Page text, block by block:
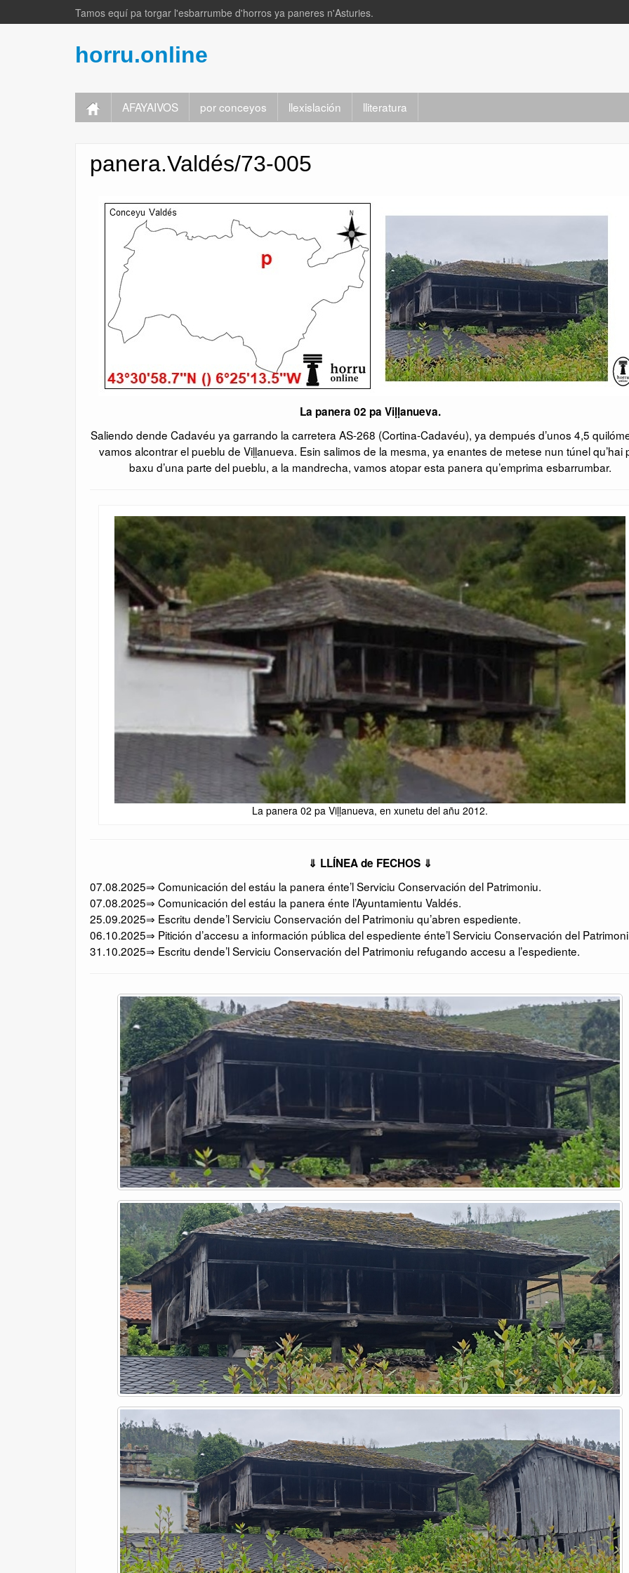
Tamos equí pa torgar l'esbarrumbe d'horros ya paneres n'Asturies.
horru.online
AFAYAIVOS por conceyos llexislación lliteratura
panera.Valdés/73-005
La panera 02 pa Viḷḷanueva.
Saliendo dende Cadavéu ya garrando la carretera AS-268 (Cortina-Cadavéu), ya dempués d’unos 4,5
vamos alcontrar el pueblu de Viḷḷanueva. Esin salimos de la mesma, ya enantes de metese nun túnel qu’hai
baxu d’una parte del pueblu, a la mandrecha, vamos atopar esta panera qu’emprima esbarrumbar.
La panera 02 pa Viḷḷanueva, en xunetu del añu 2012.
⇓ LLÍNEA de FECHOS ⇓
07.08.2025⇒ Comunicación del estáu la panera énte’l Serviciu Conservación del Patrimoniu.
07.08.2025⇒ Comunicación del estáu la panera énte l’Ayuntamientu Valdés.
25.09.2025⇒ Escritu dende’l Serviciu Conservación del Patrimoniu qu’abren espediente.
06.10.2025⇒ Pitición d’accesu a información pública del espediente énte’l Serviciu Conservación del
31.10.2025⇒ Escritu dende’l Serviciu Conservación del Patrimoniu refugando accesu a l’espediente.